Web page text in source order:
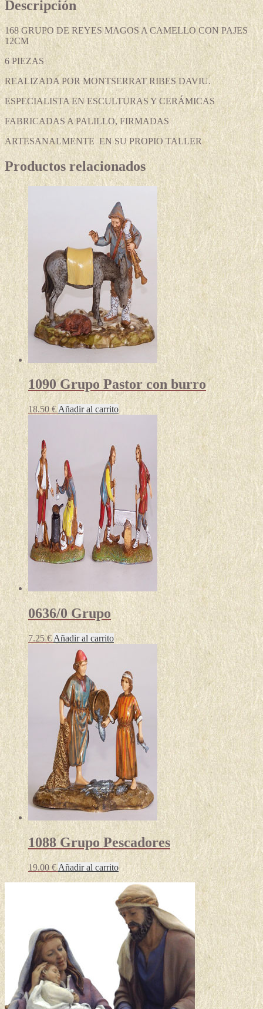
Descripción
168 GRUPO DE REYES MAGOS A CAMELLO CON PAJES
12CM
6 PIEZAS
REALIZADA POR MONTSERRAT RIBES DAVIU.
ESPECIALISTA EN ESCULTURAS Y CERÁMICAS
FABRICADAS A PALILLO, FIRMADAS
ARTESANALMENTE EN SU PROPIO TALLER
Productos relacionados
1090 Grupo Pastor con burro
18.50 € Añadir al carrito
0636/0 Grupo
7.25€ Añadir al carrito
1088 Grupo Pescadores
19.00€ Añadir al carrito